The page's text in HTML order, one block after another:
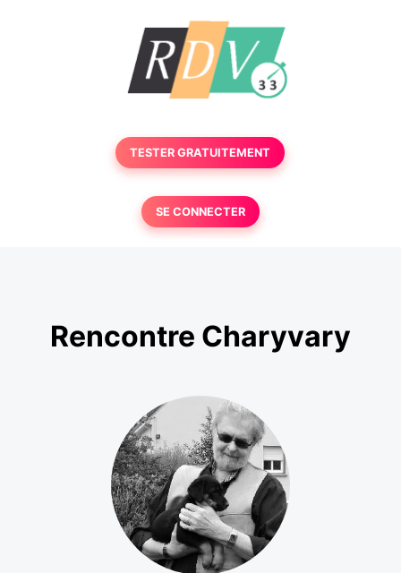
TESTER GRATUITEMENT
SE CONNECTER
Rencontre Charyvary